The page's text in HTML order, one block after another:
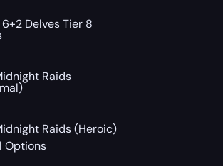
Delves Tier 8
Raids
Raids (Heroic)
Options